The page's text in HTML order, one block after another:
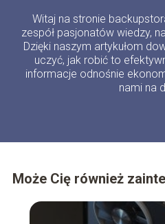
Witaj na stronie
zespół pasjonatów wiedzy,
Dzięki naszym artykułom
uczyć, jak robić to
informacje odnośnie
nami na
Może Cię również